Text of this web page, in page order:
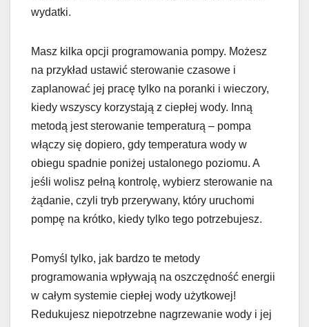
wydatki.
Masz kilka opcji programowania pompy. Możesz
na przykład ustawić sterowanie czasowe i
zaplanować jej pracę tylko na poranki i wieczory,
kiedy wszyscy korzystają z ciepłej wody. Inną
metodą jest sterowanie temperaturą – pompa
włączy się dopiero, gdy temperatura wody w
obiegu spadnie poniżej ustalonego poziomu. A
jeśli wolisz pełną kontrolę, wybierz sterowanie na
żądanie, czyli tryb przerywany, który uruchomi
pompę na krótko, kiedy tylko tego potrzebujesz.
Pomyśl tylko, jak bardzo te metody
programowania wpływają na oszczędność energii
w całym systemie ciepłej wody użytkowej!
Redukujesz niepotrzebne nagrzewanie wody i jej